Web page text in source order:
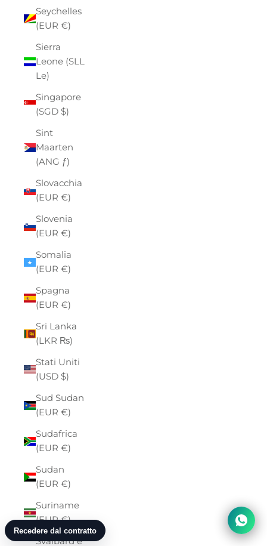
Seychelles
(EUR €)
Sierra
Leone (SLL
Le)
Singapore
(SGD $)
Sint
Maarten
(ANG ƒ)
Slovacchia
(EUR €)
Slovenia
(EUR €)
Somalia
(EUR €)
Spagna
(EUR €)
Sri Lanka
(LKR ₨)
Stati Uniti
(USD $)
Sud Sudan
(EUR €)
Sudafrica
(EUR €)
Sudan
(EUR €)
Suriname
(EUR €)
Svalbard e